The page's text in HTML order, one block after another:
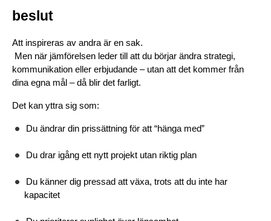
beslut
Att inspireras av andra är en sak.
Men när jämförelsen leder till att du börjar ändra strategi,
kommunikation eller erbjudande – utan att det kommer från
dina egna mål – då blir det farligt.
Det kan yttra sig som:
Du ändrar din prissättning för att “hänga med”
Du drar igång ett nytt projekt utan riktig plan
Du känner dig pressad att växa, trots att du inte har
kapacitet